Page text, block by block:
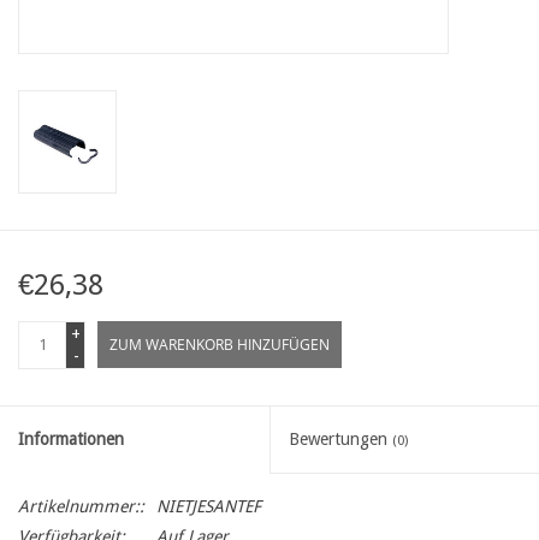
€26,38
+
-
ZUM WARENKORB HINZUFÜGEN
Informationen Bewertungen (0)
Artikelnummer::
NIETJESANTEF